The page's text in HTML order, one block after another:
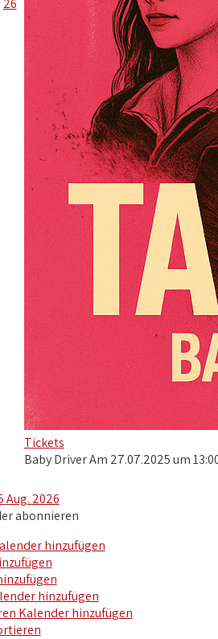
26
Tickets
Baby Driver Am 27.07.2025 um
Aug. 2026
abonnieren
hinzufügen
hinzufügen
Kalender hinzufügen